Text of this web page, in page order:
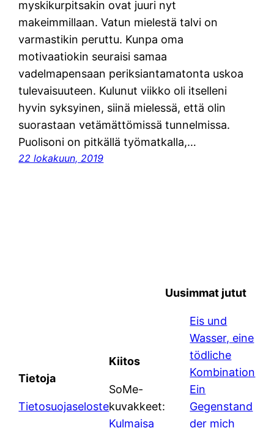
myskikurpitsakin ovat juuri nyt
makeimmillaan. Vatun mielestä talvi on
varmastikin peruttu. Kunpa oma
motivaatiokin seuraisi samaa
vadelmapensaan periksiantamatonta uskoa
tulevaisuuteen. Kulunut viikko oli itselleni
hyvin syksyinen, siinä mielessä, että olin
suorastaan vetämättömissä tunnelmissa.
Puolisoni on pitkällä työmatkalla,…
22 lokakuun, 2019
Tietoja
Tietosuojaseloste
Kiitos
SoMe-
kuvakkeet:
Kulmaisa
Uusimmat jutut
Eis und
Wasser, eine
tödliche
Kombination
Ein
Gegenstand
der mich